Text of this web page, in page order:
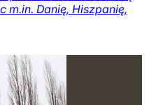
m.in. Danię, Hiszpanię,